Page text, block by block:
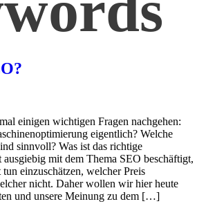
einigen wichtigen Fragen nachgehen:
eigentlich? Welche
sinnvoll? Was ist das richtige
mit dem Thema SEO beschäftigt,
einzuschätzen, welcher Preis
nicht. Daher wollen wir hier heute
und unsere Meinung zu dem […]